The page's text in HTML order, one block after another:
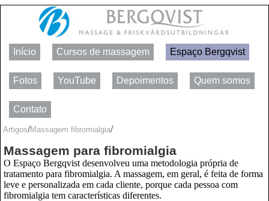
Início Cursos de massagem Espaço Bergqvist
Fotos YouTube Depoimentos Quem somos
Contato
Artigos/Massagem fibromialgia/
Massagem para fibromialgia
O Espaço Bergqvist desenvolveu uma metodologia própria de
tratamento para fibromialgia. A massagem, em geral, é feita de forma
leve e personalizada em cada cliente, porque cada pessoa com
fibromialgia tem características diferentes.